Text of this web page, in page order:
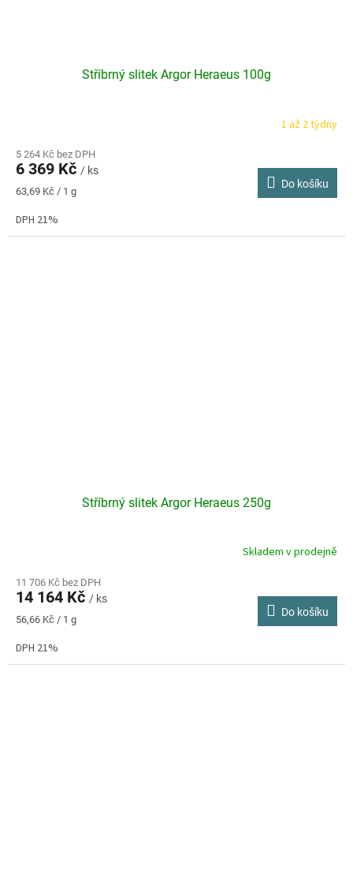
Stříbrný slitek Argor Heraeus 100g
produktu
je
4,6
5
1 až 2 týdny
5 264 Kč bez DPH
6 369 Kč / ks
Měrná
63,69 Kč / 1 g
Do košíku
DPH 21%
Stříbrný slitek Argor Heraeus 250g
produktu
je
3,0
5
Skladem v prodejně
11 706 Kč bez DPH
14 164 Kč / ks
Měrná
56,66 Kč / 1 g
Do košíku
DPH 21%